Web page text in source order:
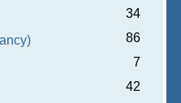
34
86
7
42